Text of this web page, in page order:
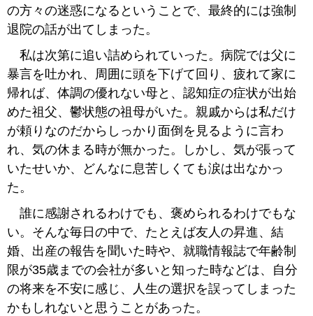
の方々の迷惑になるということで、最終的には強制
退院の話が出てしまった。
私は次第に追い詰められていった。病院では父に
暴言を吐かれ、周囲に頭を下げて回り、疲れて家に
帰れば、体調の優れない母と、認知症の症状が出始
めた祖父、鬱状態の祖母がいた。親戚からは私だけ
が頼りなのだからしっかり面倒を見るように言わ
れ、気の休まる時が無かった。しかし、気が張って
いたせいか、どんなに息苦しくても涙は出なかっ
た。
誰に感謝されるわけでも、褒められるわけでもな
い。そんな毎日の中で、たとえば友人の昇進、結
婚、出産の報告を聞いた時や、就職情報誌で年齢制
限が35歳までの会社が多いと知った時などは、自分
の将来を不安に感じ、人生の選択を誤ってしまった
かもしれないと思うことがあった。